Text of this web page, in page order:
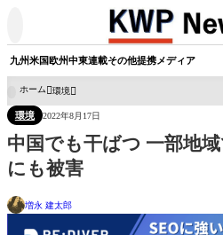
九州米国欧州中東連載その他提携メディア
ホーム 環境
環境 2022年8月17日
中国でも干ばつ 一部地
にも被害
増永 建太郎